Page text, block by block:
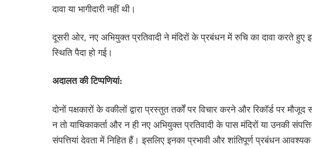
दावा या भागीदारी नहीं थी।
दूसरी ओर, नए अभियुक्त प्रतिवादी ने मंदिरों के प्रबंधन में रुचि का दावा करते हुए
स्थिति पैदा हो गई।
अदालत की टिप्पणियां:
दोनों पक्षकारों के वकीलों द्वारा प्रस्तुत तर्कों पर विचार करने और रिकॉर्ड पर
न तो याचिकाकर्ता और न ही नए अभियुक्त प्रतिवादी के पास मंदिरों या उनकी
संपत्तियां देवता में निहित हैं। इसलिए इनका प्रभावी और शांतिपूर्ण प्रबंधन